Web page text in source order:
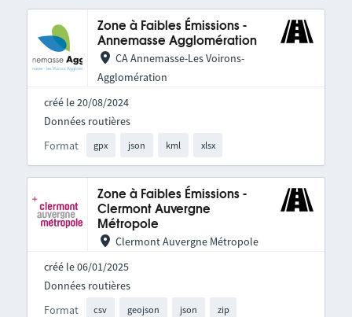
Zone à Faibles Émissions -
Annemasse Agglomération
CA Annemasse-Les Voirons-
Agglomération
créé le 20/08/2024
Format gpx json kml xlsx
Données routières
Zone à Faibles Émissions -
Clermont Auvergne
Métropole
Clermont Auvergne Métropole
créé le 06/01/2025
Format csv geojson json zip
Données routières